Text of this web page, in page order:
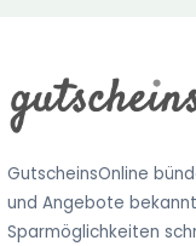
GutscheinsOnline
und Angebote
Sparmöglichkeiten